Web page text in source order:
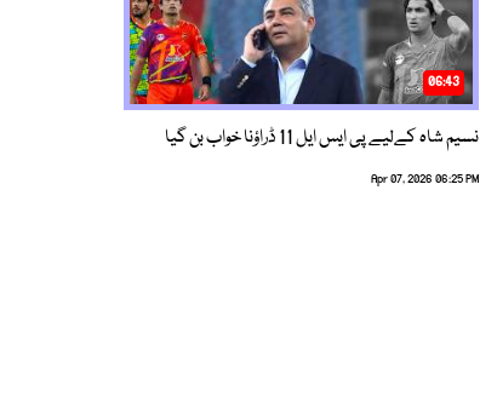
06:43
نسیم شاہ کےلیے پی ایس ایل 11 ڈراؤنا خواب بن گیا
Apr 07, 2026 06:25 PM